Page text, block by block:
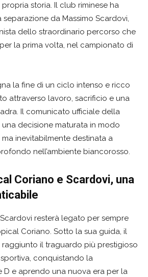
storia. Il club riminese ha
da Massimo Scardovi,
dello straordinario percorso che
la prima volta, nel campionato di
la fine di un ciclo intenso e ricco
attraverso lavoro, sacrificio e una
Il comunicato ufficiale della
decisione maturata in modo
inevitabilmente destinata a
nell’ambiente biancorosso.
Coriano e Scardovi, una
resterà legato per sempre
Coriano. Sotto la sua guida, il
il traguardo più prestigioso
conquistando la
D e aprendo una nuova era per la